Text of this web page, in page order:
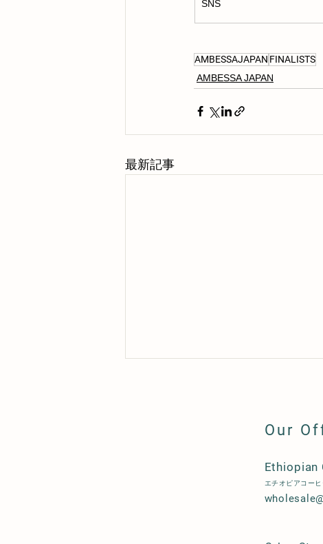
SNS
AMBESSAJAPAN FINALISTS
AMBESSA JAPAN
最新記事
AMBESSA JAPAN 2024アフ
Our
Ethiopian
エチオピアコー